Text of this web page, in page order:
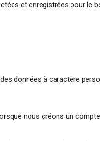
et enregistrées pour le
données à caractère
nous créons un